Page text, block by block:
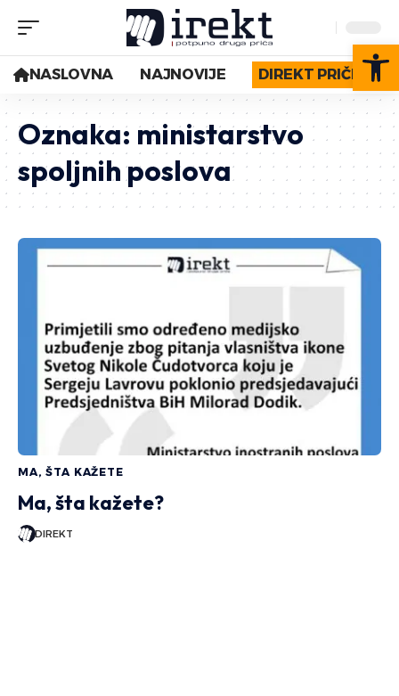
NASLOVNA NAJNOVIJE DIREKT PRIČE
Oznaka: ministarstvo
spoljnih poslova
MA, ŠTA KAŽETE
Ma, šta kažete?
DIREKT